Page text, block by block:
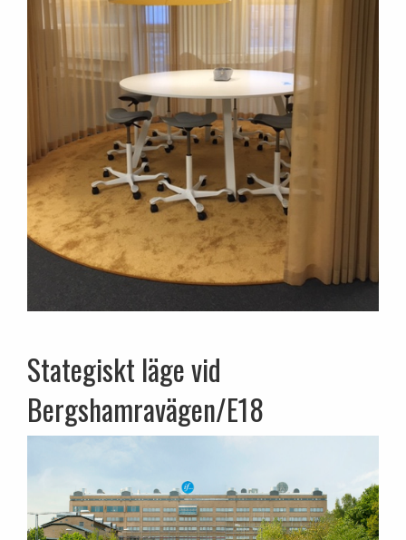
Stategiskt läge vid
Bergshamravägen/E18